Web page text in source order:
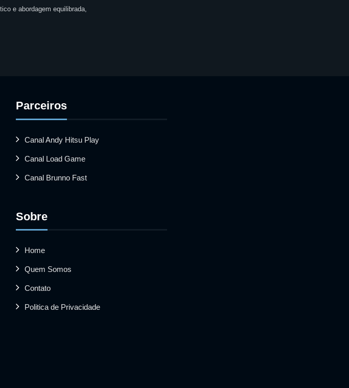
e abordagem equilibrada,
Parceiros
Canal Andy Hitsu Play
Canal Load Game
Canal Brunno Fast
Sobre
Home
Quem Somos
Contato
Politica de Privacidade